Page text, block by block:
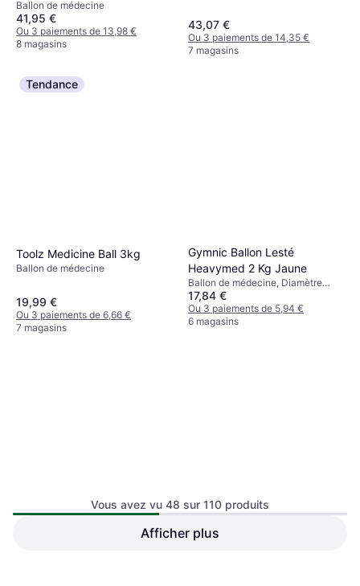
Ballon de médecine
41,95 €
Ou 3 paiements de 13,98 €
8 magasins
43,07 €
Ou 3 paiements de 14,35 €
7 magasins
Tendance
Toolz Medicine Ball 3kg
Ballon de médecine
19,99 €
Ou 3 paiements de 6,66 €
7 magasins
Gymnic Ballon Lesté
Heavymed 2 Kg Jaune
Ballon de médecine, Diamètre
15cm
17,84 €
Ou 3 paiements de 5,94 €
6 magasins
Gymnic Ballon Lesté
Vous avez vu 48 sur 110 produits
Afficher plus